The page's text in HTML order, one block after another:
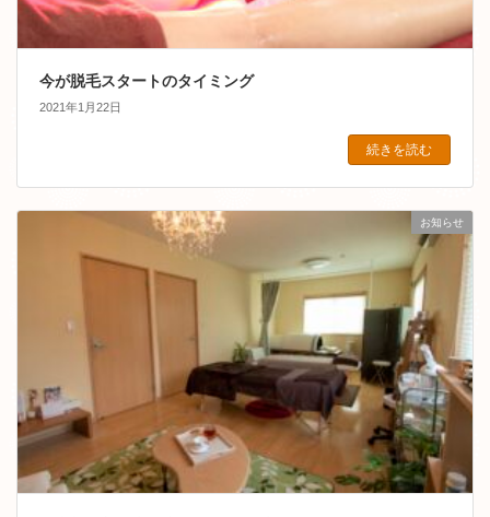
今が脱毛スタートのタイミング
2021年1月22日
続きを読む
お知らせ